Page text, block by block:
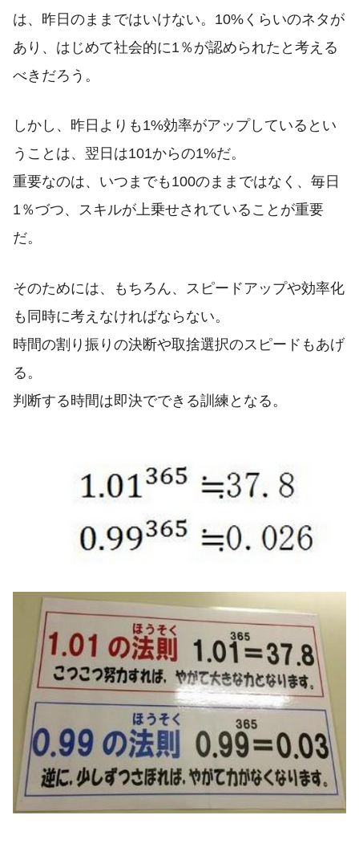
は、昨日のままではいけない。10%くらいのネタが
あり、はじめて社会的に1％が認められたと考える
べきだろう。
しかし、昨日よりも1%効率がアップしているとい
うことは、翌日は101からの1%だ。
重要なのは、いつまでも100のままではなく、毎日
1％づつ、スキルが上乗せされていることが重要
だ。
そのためには、もちろん、スピードアップや効率化
も同時に考えなければならない。
時間の割り振りの決断や取捨選択のスピードもあげ
る。
判断する時間は即決でできる訓練となる。